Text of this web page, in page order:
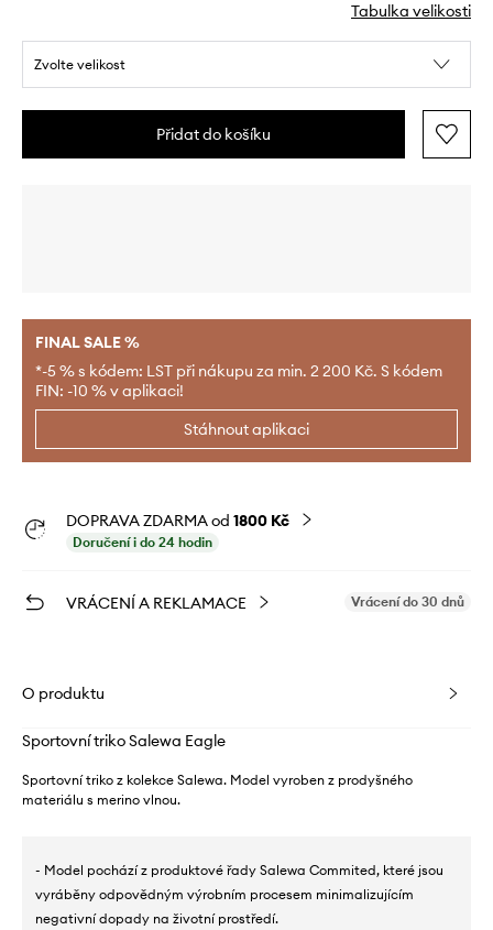
Tabulka velikosti
Zvolte velikost
Přidat do košíku
FINAL SALE %
*-5 % s kódem: LST při nákupu za min. 2 200 Kč. S kódem
FIN: -10 % v aplikaci!
Stáhnout aplikaci
DOPRAVA ZDARMA od 1800 Kč
Doručení i do 24 hodin
VRÁCENÍ A REKLAMACE Vrácení do 30 dnů
O produktu
Sportovní triko Salewa Eagle
Sportovní triko z kolekce Salewa. Model vyroben z prodyšného
materiálu s merino vlnou.
- Model pochází z produktové řady Salewa Commited, které jsou
vyráběny odpovědným výrobním procesem minimalizujícím
negativní dopady na životní prostředí.